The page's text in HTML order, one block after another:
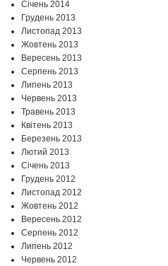
Січень 2014
Грудень 2013
Листопад 2013
Жовтень 2013
Вересень 2013
Серпень 2013
Липень 2013
Червень 2013
Травень 2013
Квітень 2013
Березень 2013
Лютий 2013
Січень 2013
Грудень 2012
Листопад 2012
Жовтень 2012
Вересень 2012
Серпень 2012
Липень 2012
Червень 2012